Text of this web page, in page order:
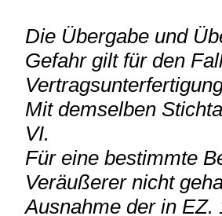
Die Übergabe und
Gefahr gilt für den
Mit demselben
VI.
Für eine bestimmte
Veräußerer nicht
Ausnahme der in EZ.